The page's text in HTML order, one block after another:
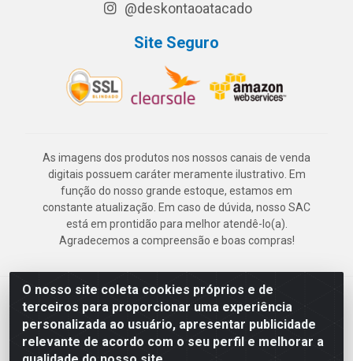
O nosso site coleta cookies próprios e de
terceiros para proporcionar uma experiência
personalizada ao usuário, apresentar publicidade
relevante de acordo com o seu perfil e melhorar a
@deskontaoatacado
Site Seguro
As imagens dos produtos nos nossos canais de venda
digitais possuem caráter meramente ilustrativo. Em
função do nosso grande estoque, estamos em
constante atualização. Em caso de dúvida, nosso SAC
está em prontidão para melhor atendê-lo(a).
Agradecemos a compreensão e boas compras!
Deskontão Atacado - Av. Marechal Mascarenhas de Morais, 2471 -
Imbiribeira - Recife/PE - CEP 51.150-001 - CNPJ 24.150.377/0003-
57